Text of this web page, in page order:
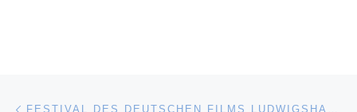
FESTIVAL DES DEUTSCHEN FILMS LUDWIGSHAFEN EHRT EDGAR REITZ